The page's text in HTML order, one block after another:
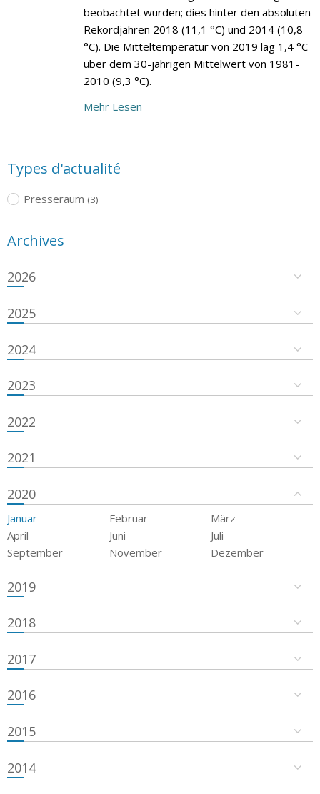
beobachtet wurden; dies hinter den absoluten
Rekordjahren 2018 (11,1 °C) und 2014 (10,8
°C). Die Mitteltemperatur von 2019 lag 1,4 °C
über dem 30-jährigen Mittelwert von 1981-
2010 (9,3 °C).
Mehr Lesen
Types d'actualité
Presseraum (3)
Archives
2026
2025
2024
2023
2022
2021
2020
Januar Februar
März
April
Juni
Juli
September
November Dezember
2019
2018
2017
2016
2015
2014